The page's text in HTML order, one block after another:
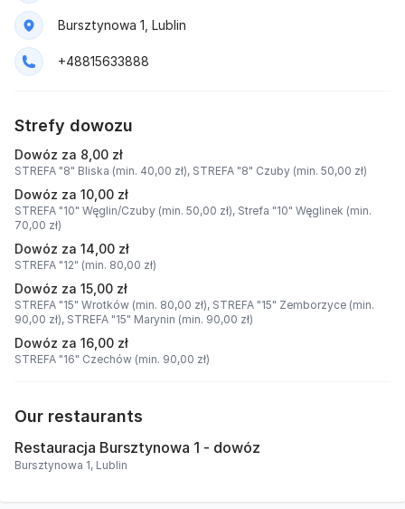
Bursztynowa 1, Lublin
+48815633888
Strefy dowozu
Dowóz za 8,00 zł
STREFA "8" Bliska (min. 40,00 zł), STREFA "8" Czuby (min. 50,00 zł)
Dowóz za 10,00 zł
STREFA "10" Węglin/Czuby (min. 50,00 zł), Strefa "10" Węglinek (min.
70,00 zł)
Dowóz za 14,00 zł
STREFA "12" (min. 80,00 zł)
Dowóz za 15,00 zł
STREFA "15" Wrotków (min. 80,00 zł), STREFA "15" Zemborzyce (min.
90,00 zł), STREFA "15" Marynin (min. 90,00 zł)
Dowóz za 16,00 zł
STREFA "16" Czechów (min. 90,00 zł)
Our restaurants
Restauracja Bursztynowa 1 - dowóz
Bursztynowa 1, Lublin